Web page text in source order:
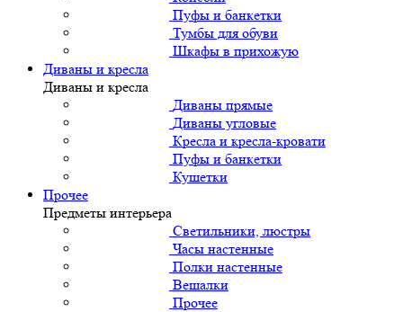
Пуфы и банкетки
Тумбы для обуви
Шкафы в прихожую
Диваны и кресла
Диваны и кресла
Диваны прямые
Диваны угловые
Кресла и кресла-кровати
Пуфы и банкетки
Кушетки
Прочее
Предметы интерьера
Светильники, люстры
Часы настенные
Полки настенные
Вешалки
Прочее